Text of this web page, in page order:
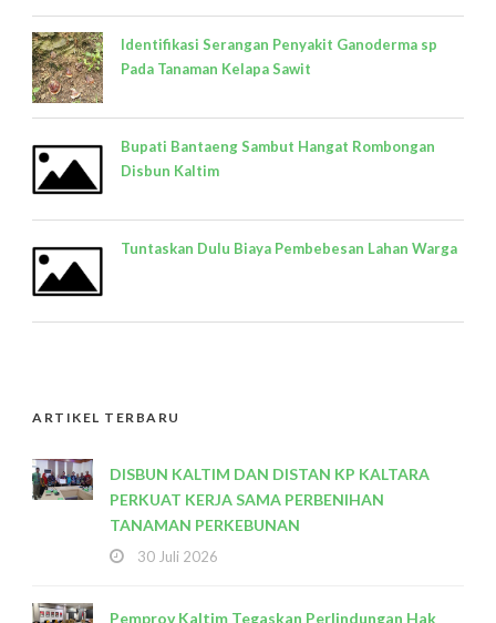
Identifikasi Serangan Penyakit Ganoderma sp
Pada Tanaman Kelapa Sawit
Bupati Bantaeng Sambut Hangat Rombongan
Disbun Kaltim
Tuntaskan Dulu Biaya Pembebesan Lahan Warga
ARTIKEL TERBARU
DISBUN KALTIM DAN DISTAN KP KALTARA
PERKUAT KERJA SAMA PERBENIHAN
TANAMAN PERKEBUNAN
30 Juli 2026
Pemprov Kaltim Tegaskan Perlindungan Hak